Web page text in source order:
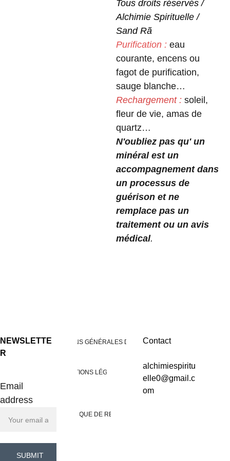
Tous droits réservés /
Alchimie Spirituelle /
Sand Rã
Purification : eau
courante, encens ou
fagot de purification,
sauge blanche…
Rechargement : soleil,
fleur de vie, amas de
quartz…
N'oubliez pas qu' un
minéral est un
accompagnement dans
un processus de
guérison et ne
remplace pas un
traitement ou un avis
médical.
NEWSLETTE
R
Contact
alchimiespiritu
elle0@gmail.c
om
Email
address
SUBMIT
CONDITIONS GÉNÉRALES DE VENTES
MENTIONS LÉGALES
POLITIQUE DE RETOUR